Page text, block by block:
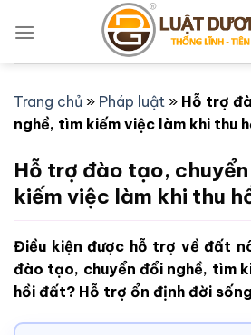
qua
Trang chủ » Pháp luật » Hỗ trợ
nghề, tìm kiếm việc làm khi thu
Hỗ trợ đào tạo,
kiếm việc làm khi thu
Điều kiện được hỗ trợ về đất
đào tạo, chuyển đổi nghề, tìm
hồi đất? Hỗ trợ ổn định đời